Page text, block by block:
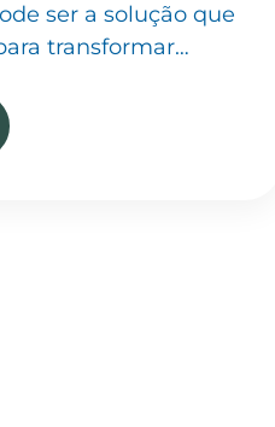
transformar…